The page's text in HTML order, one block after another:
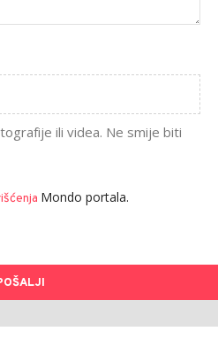
ili videa. Ne smije biti
Mondo portala.